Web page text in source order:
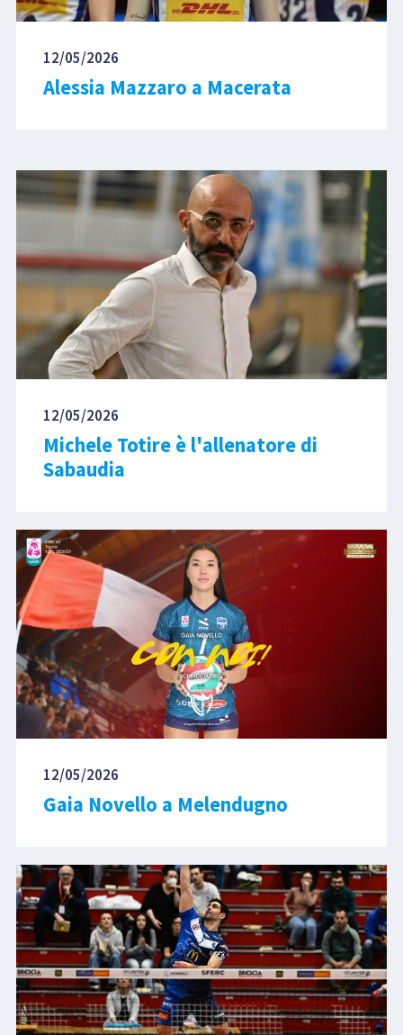
12/05/2026
Alessia Mazzaro a Macerata
12/05/2026
Michele Totire è l'allenatore di
Sabaudia
12/05/2026
Gaia Novello a Melendugno